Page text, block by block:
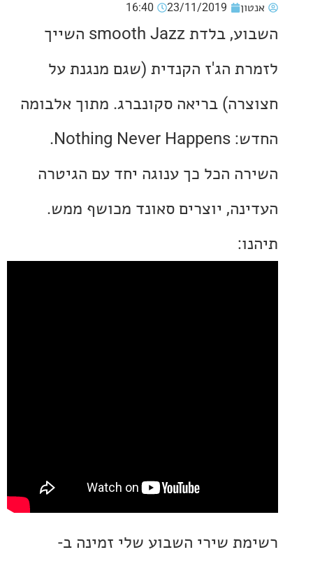
23/11/2019
16:40
השבוע, בלדת smooth Jazz השייך
הג'ז הקנדית (שגם מנגנת על
בריאה סקונברג. מתוך אלבומה
הכל כך ענוגה יחד עם הגיטרה
יוצרים סאונד מכושף ממש.
שירי השבוע שלי זמינה ב-